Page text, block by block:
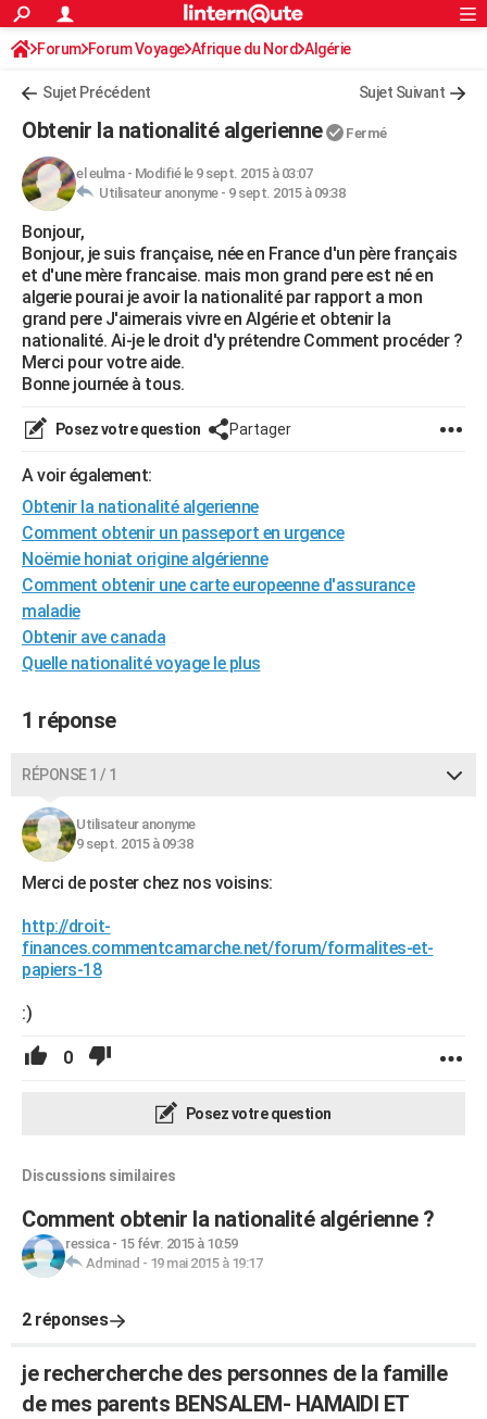
ACTUALITÉS
Politique
Société
Faits Divers
Education
Monde
Villes
+
FINANCE
Retraite
Impôts
Epargne
Immobilier
Risques naturels par ville
Banque
Assurance
Crédit
AUTO
Essais
Réserver un essai
Citadines
Berlines
SUV
Forum auto
+HIGH-TECH
Mobiles
Meilleur smartphone
Internet
Ordinateurs
Jeux vidéo
Guide high-tech
+BRICOLAGE
Forum
Aménagement intérieur
Extérieur
Cuisine
Salle de bains
Jardinage
Rangement
WEEK-END
Guides de France
Escapades
Patrimoine
Expositions
Musées
Week-end nature
+LIFESTYLE
Art de vivre
Bien-être
Loisirs
Mode
Modes de vie
SANTE
VOYAGE
Destinations
City break
Voyage nature
Voyage de noces
Forum
Climat
+PHOTO
GUIDES D'ACHAT
BONS PLANS
CARTE DE VOEUX
Dictionnaire
Biographies
Citations
Expressions
Proverbes
PROGRAMME TV
COPAINS D'AVANT
S'inscrire
Se connecter
Lycées
Collèges
Primaires
Universités
Entreprises
Service militaire
Avis de recherche
AVIS DE DÉCÈS
FORUM
S'inscrire
Connexion
Forum Forum Voyage Afrique du Nord Algérie
Sujet Précédent Sujet Suivant
Obtenir la nationalité algerienne Fermé
el eulma- Modifié le 9 sept. 2015 à 03:07
Utilisateur anonyme - 9 sept. 2015 à 09:38
Bonjour,
Bonjour, je suis française, née en France d'un père français
et d'une mère francaise. mais mon grand pere est né en
algerie pourai je avoir la nationalité par rapport a mon
grand pere J'aimerais vivre en Algérie et obtenir la
nationalité. Ai-je le droit d'y prétendre Comment procéder ?
Merci pour votre aide.
Bonne journée à tous.
Posez votre question Partager
A voir également:
Obtenir la nationalité algerienne
Comment obtenir un passeport en urgence
Noëmie honiat origine algérienne
Comment obtenir une carte europeenne d'assurance
maladie
Obtenir ave canada
Quelle nationalité voyage le plus
1 réponse
RÉPONSE 1 / 1
Utilisateur anonyme
9 sept. 2015 à 09:38
Merci de poster chez nos voisins:
http://droit-
finances.commentcamarche.net/forum/formalites-et-
papiers-18
:)
0
Posez votre question
Discussions similaires
Comment obtenir la nationalité algérienne ?
ressica- 15 févr. 2015 à 10:59
Adminad - 19 mai 2015 à 19:17
2 réponses
je rechercherche des personnes de la famille
de mes parents BENSALEM- HAMAIDI ET